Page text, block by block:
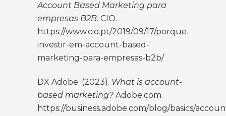
Account Based Marketing para
empresas B2B. CIO.
https://www.cio.pt/2019/09/17/porque-
investir-em-account-based-
marketing-para-empresas-b2b/
DX Adobe. (2023). What is account-
based marketing? Adobe.com.
https://business.adobe.com/blog/basics/